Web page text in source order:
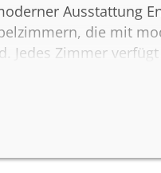
Ausstattung
die mit
Jedes Zimmer
Schlaf.
durch
sind